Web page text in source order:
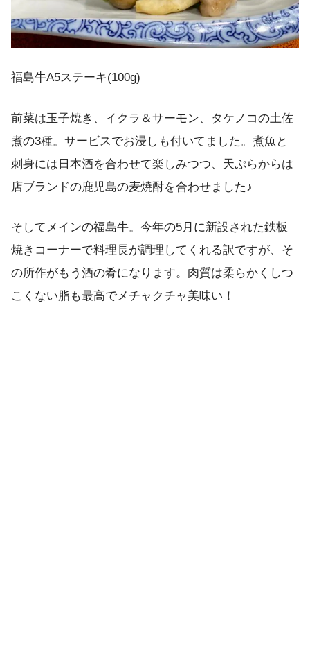
福島牛A5ステーキ(100g)
前菜は玉子焼き、イクラ＆サーモン、タケノコの土佐
煮の3種。サービスでお浸しも付いてました。煮魚と
刺身には日本酒を合わせて楽しみつつ、天ぷらからは
店ブランドの鹿児島の麦焼酎を合わせました♪
そしてメインの福島牛。今年の5月に新設された鉄板
焼きコーナーで料理長が調理してくれる訳ですが、そ
の所作がもう酒の肴になります。肉質は柔らかくしつ
こくない脂も最高でメチャクチャ美味い！